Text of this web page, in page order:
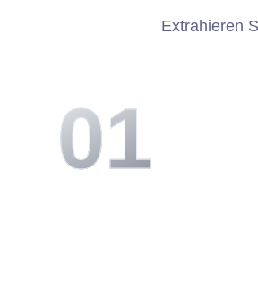
Extrahieren
01